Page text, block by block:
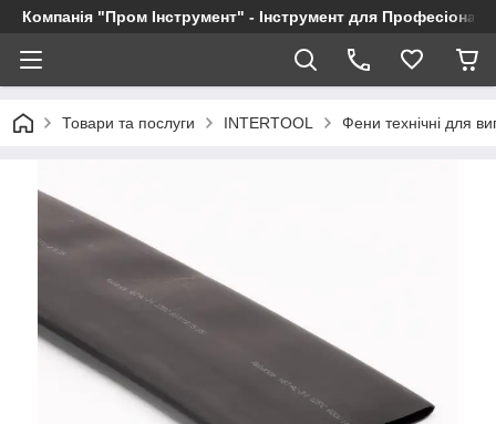
Компанія "Пром Інструмент" - Інструмент для
Товари та послуги INTERTOOL Фени технічні для